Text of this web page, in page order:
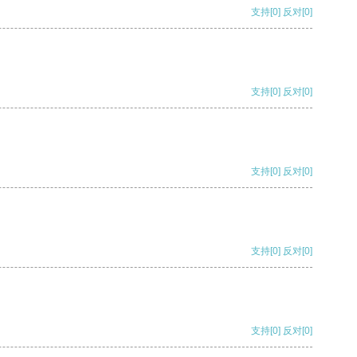
支持[0] 反对[0]
支持[0] 反对[0]
支持[0] 反对[0]
支持[0] 反对[0]
支持[0] 反对[0]